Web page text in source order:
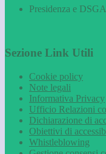
Presidenza e
Sezione Link Utili
Cookie policy
Note legali
Informativa Privacy
Ufficio Relazioni
Dichiarazione di
Obiettivi di
Whistleblowing